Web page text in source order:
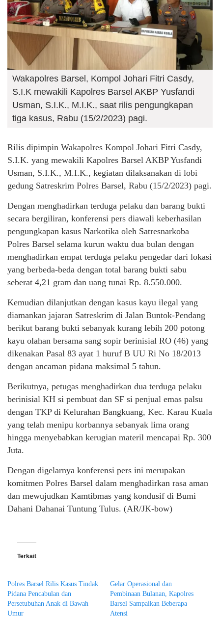
Wakapolres Barsel, Kompol Johari Fitri Casdy,
S.I.K mewakili Kapolres Barsel AKBP Yusfandi
Usman, S.I.K., M.I.K., saat rilis pengungkapan
tiga kasus, Rabu (15/2/2023) pagi.
Rilis dipimpin Wakapolres Kompol Johari Fitri Casdy,
S.I.K. yang mewakili Kapolres Barsel AKBP Yusfandi
Usman, S.I.K., M.I.K., kegiatan dilaksanakan di lobi
gedung Satreskrim Polres Barsel, Rabu (15/2/2023) pagi.
Dengan menghadirkan terduga pelaku dan barang bukti
secara bergiliran, konferensi pers diawali keberhasilan
pengungkapan kasus Narkotika oleh Satresnarkoba
Polres Barsel selama kurun waktu dua bulan dengan
menghadirkan empat terduga pelaku pengedar dari lokasi
yang berbeda-beda dengan total barang bukti sabu
seberat 4,21 gram dan uang tunai Rp. 8.550.000.
Kemudian dilanjutkan dengan kasus kayu ilegal yang
diamankan jajaran Satreskrim di Jalan Buntok-Pendang
berikut barang bukti sebanyak kurang lebih 200 potong
kayu olahan bersama sang sopir berinisial RO (46) yang
dikenakan Pasal 83 ayat 1 huruf B UU Ri No 18/2013
dengan ancaman pidana maksimal 5 tahun.
Berikutnya, petugas menghadirkan dua terduga pelaku
berinisial KH si pembuat dan SF si penjual emas palsu
dengan TKP di Kelurahan Bangkuang, Kec. Karau Kuala
yang telah menipu korbannya sebanyak lima orang
hingga menyebabkan kerugian materil mencapai Rp. 300
Juta.
Dengan digelarnya konferensi pers ini merupakan
komitmen Polres Barsel dalam menghadirkan rasa aman
dan mewujudkan Kamtibmas yang kondusif di Bumi
Dahani Dahanai Tuntung Tulus. (AR/JK-bow)
Terkait
Polres Barsel Rilis Kasus Tindak
Pidana Pencabulan dan
Persetubuhan Anak di Bawah
Umur
Gelar Operasional dan
Pembinaan Bulanan, Kapolres
Barsel Sampaikan Beberapa
Atensi